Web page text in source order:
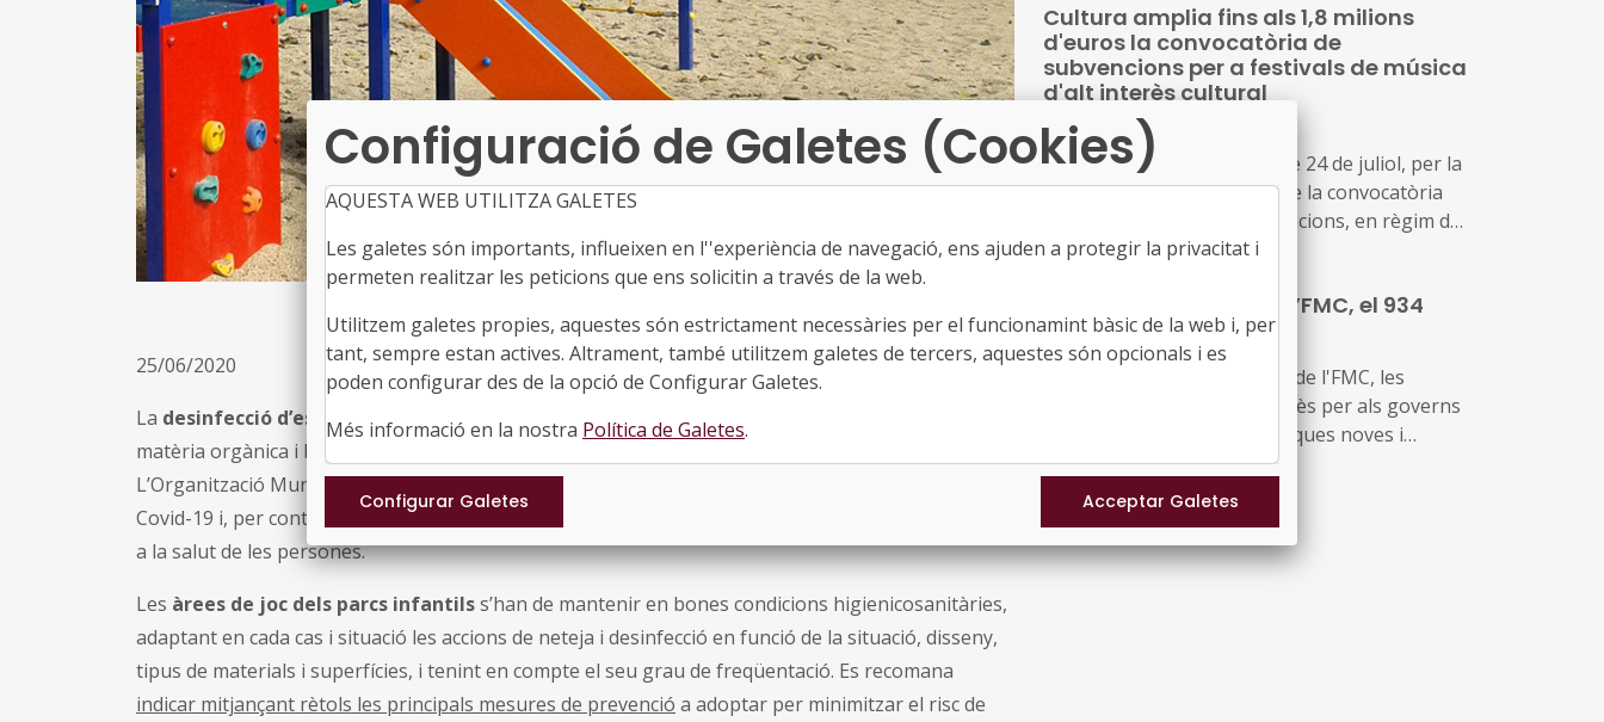
25/06/2020
La desinfecció d’espais com els carrers o mercats no és recomanable
matèria orgànica i brutícia en aquests espais pot desactivar l’acció dels desinfectants.
L’Organització Mundial de la Salut no es considera carrers i voreres reservoris de la infecció per la
Covid-19 i, per contra, la polvorització de desinfectants en aquestes àrees pot suposar un risc per
a la salut de les persones.
Les àrees de joc dels parcs infantilss’han de mantenir en bones condicions higienicosanitàries,
adaptant en cada cas i situació les accions de neteja i desinfecció en funció de la situació, disseny,
tipus de materials i superfícies, i tenint en compte el seu grau de freqüentació. Es recomana
indicar mitjançant rètols les principals mesures de prevenció a adoptar per minimitzar el risc de
Cultura amplia fins als 1,8 milions
d'euros la convocatòria de
subvencions per a festivals de música
d'alt interès cultural
●31/07/2026
Resolució CLT/2702/2026, de 24 de juliol, per la
qual es modifica la dotació de la convocatòria
per a la concessió de subvencions, en règim de
concurrència competitiva, a festivals de música
Nou butlletí digital de l’FMC, el 934
●31/07/2026
Les notícies sobre l'activitat de l'FMC, les
recents informacions d'interès per als governs
locals, les disposicions jurídiques noves i
diversos actes d'agenda us arriben amb aquest
exemplar, el 934. També inclou les notícies
recents sobre fons europeus
Configuració de Galetes (Cookies)
AQUESTA WEB UTILITZA GALETES
Les galetes són importants, influeixen en l''experiència de navegació, ens ajuden a protegir la privacitat i
permeten realitzar les peticions que ens solicitin a través de la web.
Utilitzem galetes propies, aquestes són estrictament necessàries per el funcionamint bàsic de la web i, per
tant, sempre estan actives. Altrament, també utilitzem galetes de tercers, aquestes són opcionals i es
poden configurar des de la opció de Configurar Galetes.
Més informació en la nostra Política de Galetes.